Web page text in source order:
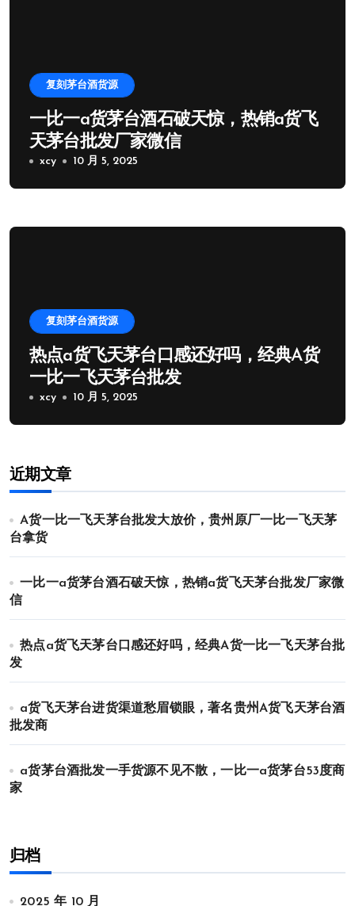
复刻茅台酒货源
一比一a货茅台酒石破天惊，热销a货飞
天茅台批发厂家微信
xcy 10 月 5, 2025
复刻茅台酒货源
热点a货飞天茅台口感还好吗，经典A货
一比一飞天茅台批发
xcy 10 月 5, 2025
近期文章
A货一比一飞天茅台批发大放价，贵州原厂一比一飞天茅
台拿货
一比一a货茅台酒石破天惊，热销a货飞天茅台批发厂家微
信
热点a货飞天茅台口感还好吗，经典A货一比一飞天茅台批
发
a货飞天茅台进货渠道愁眉锁眼，著名贵州A货飞天茅台酒
批发商
a货茅台酒批发一手货源不见不散，一比一a货茅台53度商
家
归档
2025 年 10 月